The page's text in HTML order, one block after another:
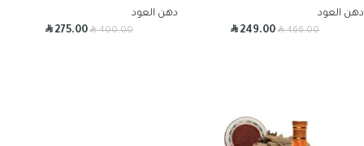
دهن العود
R466.00
R249.00
دهن العود
R400.00
R275.00